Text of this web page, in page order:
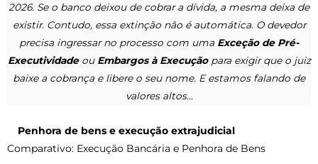
2026. Se o banco deixou de cobrar a dívida, a mesma deixa de
existir. Contudo, essa extinção não é automática. O devedor
precisa ingressar no processo com uma Exceção de Pré-
Executividadeou Embargos à Execuçãopara exigir que o juiz
baixe a cobrança e libere o seu nome. E estamos falando de
valores altos…
Penhora de bens e execução extrajudicial
Comparativo: Execução Bancária e Penhora de Bens